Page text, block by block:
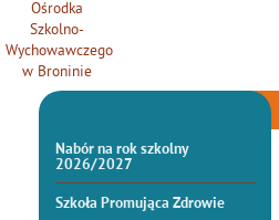
Nabór na rok szkolny
2026/2027
Szkoła Promująca Zdrowie